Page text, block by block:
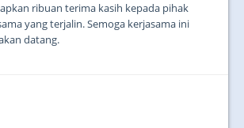
ribuan terima kasih kepada pihak
yang terjalin. Semoga kerjasama ini
datang.